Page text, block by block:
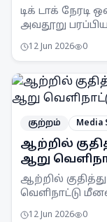
டிக் டாக் நேரடி
அவதூறு
12 Jun 2026 0
குற்றம் Media
ஆற்றில்
ஆறு
ஆற்றில்
வெளிநாட்டு
12 Jun 2026 0